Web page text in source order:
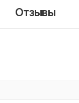
Отзывы